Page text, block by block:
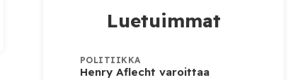
Luetuimmat
POLITIIKKA
Henry Aflecht varoittaa